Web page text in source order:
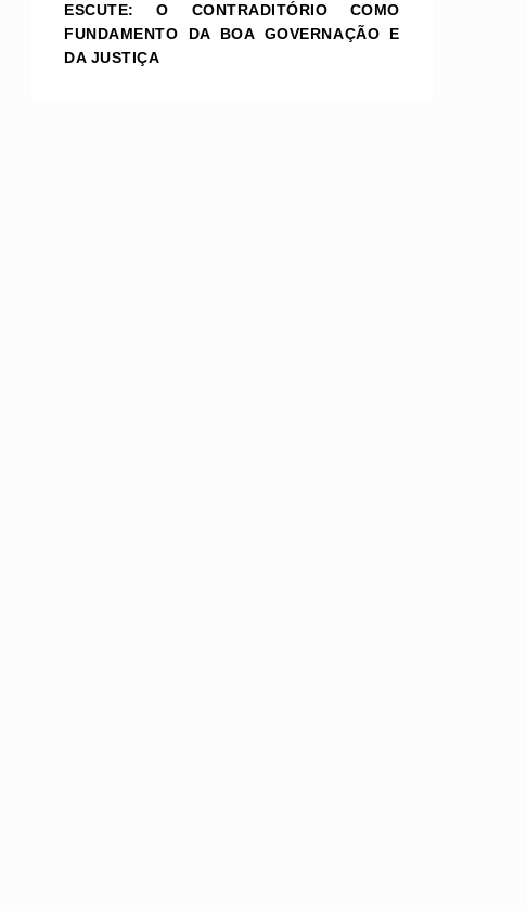
ESCUTE: O CONTRADITÓRIO COMO
FUNDAMENTO DA BOA GOVERNAÇÃO E
DA JUSTIÇA